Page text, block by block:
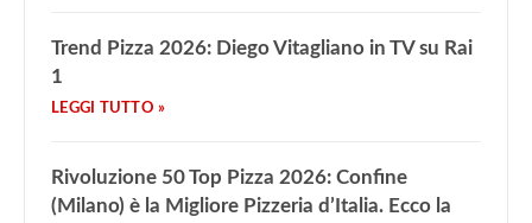
Trend Pizza 2026: Diego Vitagliano in TV su Rai
1
Rivoluzione 50 Top Pizza 2026: Confine
(Milano) è la Migliore Pizzeria d’Italia. Ecco la